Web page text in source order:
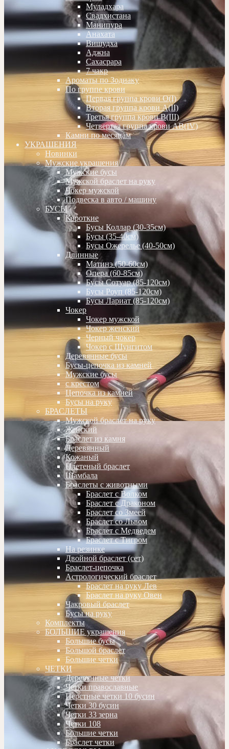
Муладхара
Свадхистана
Манипура
Анахата
Вишудха
Аджна
Сахасрара
7 чакр
Ароматы по Зодиаку
По группе крови
Первая группа крови О(I)
Вторая группа крови А(II)
Третья группа крови В(III)
Четвертая группа крови АВ(IV)
Камни по месяцам
УКРАШЕНИЯ
Новинки
Мужские украшения
Мужские бусы
Мужской браслет на руку
Чокер мужской
Подвеска в авто / машину
БУСЫ
Короткие
Бусы Коллар (30-35см)
Бусы (35-40см)
Бусы Ожерелье (40-50см)
Длинные
Матинэ (50-60см)
Опера (60-85см)
Бусы Сотуар (85-120см)
Бусы Роуп (85-120см)
Бусы Лариат (85-120см)
Чокер
Чокер мужской
Чокер женский
Черный чокер
Чокер с Шунгитом
Деревянные бусы
Бусы-цепочка из камней
Мужские бусы
с крестом
Цепочка из камней
Бусы на руку
БРАСЛЕТЫ
Мужской браслет на руку
Женский
Браслет из камня
Деревянный
Кожаный
Плетеный браслет
Шамбала
Браслеты с животными
Браслет с Волком
Браслет с Драконом
Браслет со Змеей
Браслет со Львом
Браслет с Медведем
Браслет с Тигром
На резинке
Двойной браслет (сет)
Браслет-цепочка
Астрологический браслет
Браслет на руку Лев
Браслет на руку Овен
Чакровый браслет
Бусы на руку
Комплекты
БОЛЬШИЕ украшения
Большие бусы
Большой браслет
Большие четки
ЧЕТКИ
Деревянные четки
Четки православные
Перстные четки 10 бусин
Четки 30 бусин
Четки 33 зерна
Четки 108
Большие четки
Браслет четки